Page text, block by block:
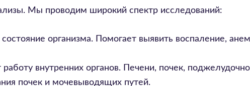
Мы проводим широкий спектр исследований:
организма. Помогает выявить воспаление,
внутренних органов. Печени, почек,
почек и мочевыводящих путей.